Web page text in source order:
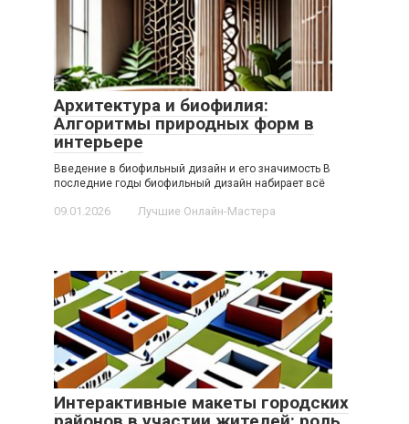
Архитектура и биофилия:
Алгоритмы природных форм в
интерьере
Введение в биофильный дизайн и его значимость В
последние годы биофильный дизайн набирает всё
09.01.2026 Лучшие Онлайн-Мастера
Интерактивные макеты городских